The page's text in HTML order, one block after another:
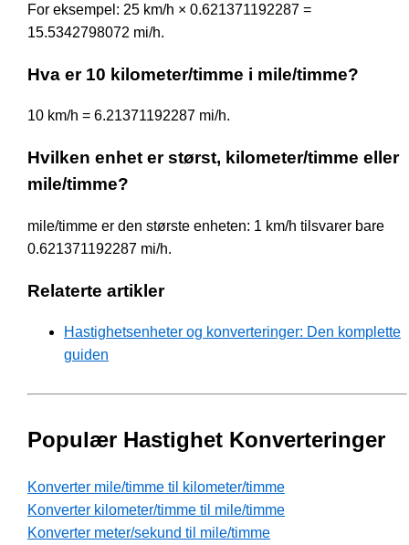
For eksempel: 25 km/h × 0.621371192287 =
15.5342798072 mi/h.
Hva er 10 kilometer/timme i mile/timme?
10 km/h = 6.21371192287 mi/h.
Hvilken enhet er størst, kilometer/timme eller
mile/timme?
mile/timme er den største enheten: 1 km/h tilsvarer bare
0.621371192287 mi/h.
Relaterte artikler
Hastighetsenheter og konverteringer: Den komplette
guiden
Populær Hastighet Konverteringer
Konverter mile/timme til kilometer/timme
Konverter kilometer/timme til mile/timme
Konverter meter/sekund til mile/timme